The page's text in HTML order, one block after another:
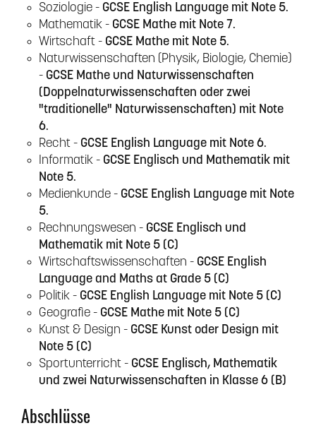
Soziologie - GCSE English Language mit Note 5.
Mathematik - GCSE Mathe mit Note 7.
Wirtschaft - GCSE Mathe mit Note 5.
Naturwissenschaften (Physik, Biologie, Chemie)
- GCSE Mathe und Naturwissenschaften
(Doppelnaturwissenschaften oder zwei
"traditionelle" Naturwissenschaften) mit Note
6.
Recht - GCSE English Language mit Note 6.
Informatik - GCSE Englisch und Mathematik mit
Note 5.
Medienkunde - GCSE English Language mit Note
5.
Rechnungswesen - GCSE Englisch und
Mathematik mit Note 5 (C)
Wirtschaftswissenschaften - GCSE English
Language and Maths at Grade 5 (C)
Politik - GCSE English Language mit Note 5 (C)
Geografie - GCSE Mathe mit Note 5 (C)
Kunst & Design - GCSE Kunst oder Design mit
Note 5 (C)
Sportunterricht - GCSE Englisch, Mathematik
und zwei Naturwissenschaften in Klasse 6 (B)
Abschlüsse